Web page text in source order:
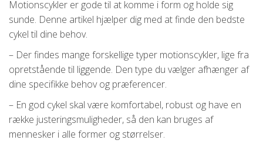
Motionscykler er gode til at komme i form og holde sig
sunde. Denne artikel hjælper dig med at finde den bedste
cykel til dine behov.
– Der findes mange forskellige typer motionscykler, lige fra
opretstående til liggende. Den type du vælger afhænger af
dine specifikke behov og præferencer.
– En god cykel skal være komfortabel, robust og have en
række justeringsmuligheder, så den kan bruges af
mennesker i alle former og størrelser.